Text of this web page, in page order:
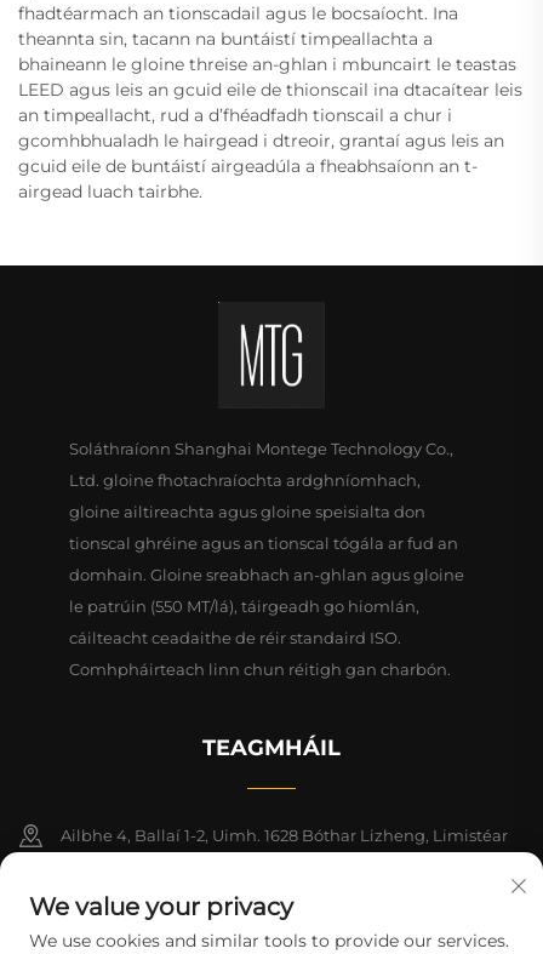
fhadtéarmach an tionscadail agus le bocsaíocht. Ina
theannta sin, tacann na buntáistí timpeallachta a
bhaineann le gloine threise an-ghlan i mbuncairt le teastas
LEED agus leis an gcuid eile de thionscail ina dtacaítear leis
an timpeallacht, rud a d’fhéadfadh tionscail a chur i
gcomhbhualadh le hairgead i dtreoir, grantaí agus leis an
gcuid eile de buntáistí airgeadúla a fheabhsaíonn an t-
airgead luach tairbhe.
Soláthraíonn Shanghai Montege Technology Co.,
Ltd. gloine fhotachraíochta ardghníomhach,
gloine ailtireachta agus gloine speisialta don
tionscal ghréine agus an tionscal tógála ar fud an
domhain. Gloine sreabhach an-ghlan agus gloine
le patrúin (550 MT/lá), táirgeadh go hiomlán,
cáilteacht ceadaithe de réir standaird ISO.
Comhpháirteach linn chun réitigh gan charbón.
TEAGMHÁIL
Ailbhe 4, Ballaí 1-2, Uimh. 1628 Bóthar Lizheng, Limistéar
+86-15124919712
We value your privacy
We use cookies and similar tools to provide our services.